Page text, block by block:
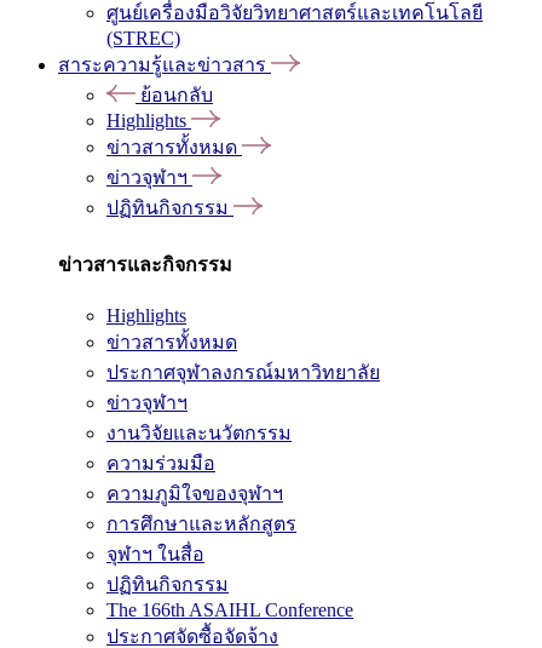
ศูนย์เครื่องมือวิจัยวิทยาศาสตร์และเทคโนโลยี
(STREC)
สาระความรู้และข่าวสาร
ย้อนกลับ
Highlights
ข่าวสารทั้งหมด
ข่าวจุฬาฯ
ปฏิทินกิจกรรม
ข่าวสารและกิจกรรม
Highlights
ข่าวสารทั้งหมด
ประกาศจุฬาลงกรณ์มหาวิทยาลัย
ข่าวจุฬาฯ
งานวิจัยและนวัตกรรม
ความร่วมมือ
ความภูมิใจของจุฬาฯ
การศึกษาและหลักสูตร
จุฬาฯ ในสื่อ
ปฏิทินกิจกรรม
The 166th ASAIHL Conference
ประกาศจัดซื้อจัดจ้าง